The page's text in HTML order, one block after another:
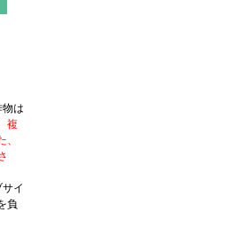
は
複
イ
負